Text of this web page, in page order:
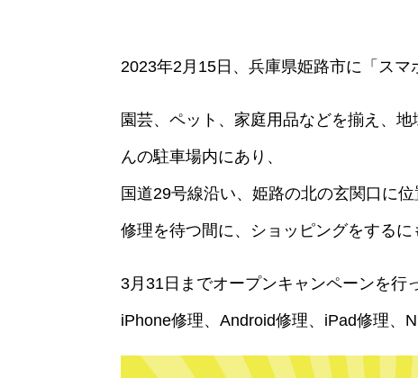
2023年2月15日、兵庫県姫路市に「スマ
園芸、ペット、家庭用品などを揃え、
んの駐車場内にあり、
国道29号線沿い、姫路の北の玄関口に位
修理を待つ間に、ショッピングをするに
3月31日までオープンキャンペーンを行
iPhone修理、Android修理、iPad修理、